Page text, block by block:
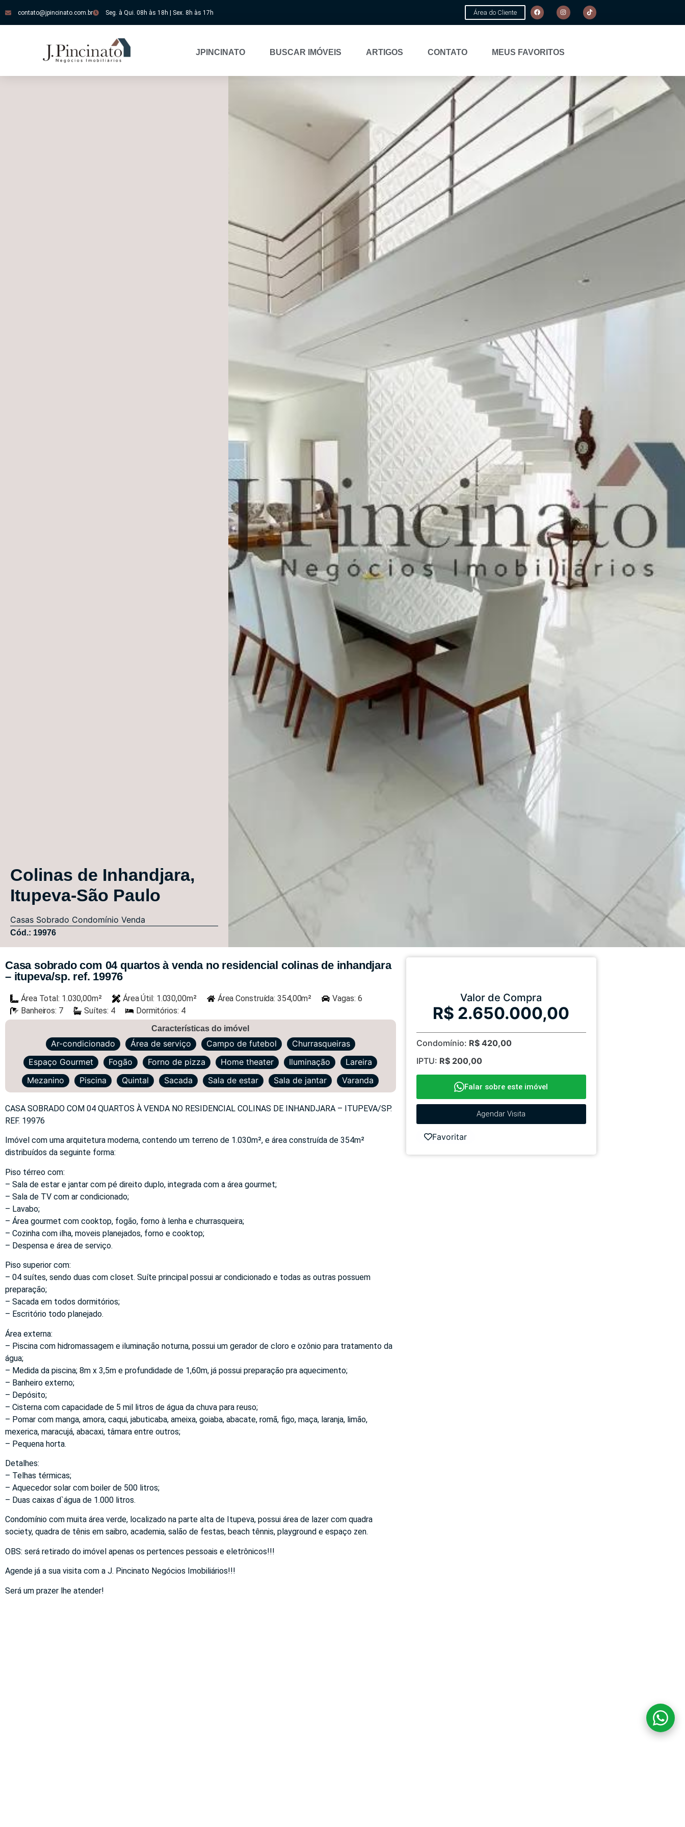
contato@jpincinato.com.br Seg. à Qui. 08h às 18h | Sex. 8h às 17h Área do Cliente
JPINCINATO BUSCAR IMÓVEIS ARTIGOS CONTATO MEUS FAVORITOS
Colinas de Inhandjara,
Itupeva-São Paulo
Casas Sobrado Condomínio Venda
Cód.: 19976
Casa sobrado com 04 quartos à venda no residencial colinas de inhandjara
– itupeva/sp. ref. 19976
Área Total: 1.030,00m² Área Útil: 1.030,00m² Área Construída: 354,00m²
Vagas: 6
Banheiros: 7
Suítes: 4 Dormitórios: 4
Características do imóvel
Ar-condicionado Área de serviço Campo de futebol
Churrasqueiras
Espaço Gourmet
Fogão Forno de pizza Home theater Iluminação
Lareira
Mezanino
Piscina Quintal Sacada Sala de estar Sala de jantar Varanda
CASA SOBRADO COM 04 QUARTOS À VENDA NO RESIDENCIAL COLINAS DE INHANDJARA – ITUPEVA/SP.
REF. 19976
Imóvel com uma arquitetura moderna, contendo um terreno de 1.030m², e área construída de 354m²
distribuídos da seguinte forma:
Piso térreo com:
– Sala de estar e jantar com pé direito duplo, integrada com a área gourmet;
– Sala de TV com ar condicionado;
– Lavabo;
– Área gourmet com cooktop, fogão, forno à lenha e churrasqueira;
– Cozinha com ilha, moveis planejados, forno e cooktop;
– Despensa e área de serviço.
Piso superior com:
– 04 suítes, sendo duas com closet. Suíte principal possui ar condicionado e todas as outras possuem
preparação;
– Sacada em todos dormitórios;
– Escritório todo planejado.
Área externa:
– Piscina com hidromassagem e iluminação noturna, possui um gerador de cloro e ozônio para tratamento da
água;
– Medida da piscina; 8m x 3,5m e profundidade de 1,60m, já possui preparação pra aquecimento;
– Banheiro externo;
– Depósito;
– Cisterna com capacidade de 5 mil litros de água da chuva para reuso;
– Pomar com manga, amora, caqui, jabuticaba, ameixa, goiaba, abacate, romã, figo, maça, laranja, limão,
mexerica, maracujá, abacaxi, tâmara entre outros;
– Pequena horta.
Detalhes:
– Telhas térmicas;
– Aquecedor solar com boiler de 500 litros;
– Duas caixas d`água de 1.000 litros.
Condomínio com muita área verde, localizado na parte alta de Itupeva, possui área de lazer com quadra
society, quadra de tênis em saibro, academia, salão de festas, beach tênnis, playground e espaço zen.
OBS: será retirado do imóvel apenas os pertences pessoais e eletrônicos!!!
Agende já a sua visita com a J. Pincinato Negócios Imobiliários!!!
Será um prazer lhe atender!
Valor de Compra
R$ 2.650.000,00
Condomínio: R$ 420,00
IPTU: R$ 200,00
Falar sobre este imóvel
Agendar Visita
Favoritar